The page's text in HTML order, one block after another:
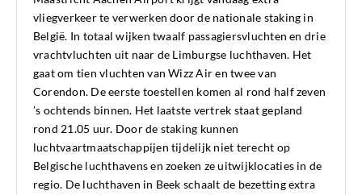
vliegverkeer te verwerken door de nationale staking in
België. In totaal wijken twaalf passagiersvluchten en drie
vrachtvluchten uit naar de Limburgse luchthaven. Het
gaat om tien vluchten van Wizz Air en twee van
Corendon. De eerste toestellen komen al rond half zeven
’s ochtends binnen. Het laatste vertrek staat gepland
rond 21.05 uur. Door de staking kunnen
luchtvaartmaatschappijen tijdelijk niet terecht op
Belgische luchthavens en zoeken ze uitwijklocaties in de
regio. De luchthaven in Beek schaalt de bezetting extra